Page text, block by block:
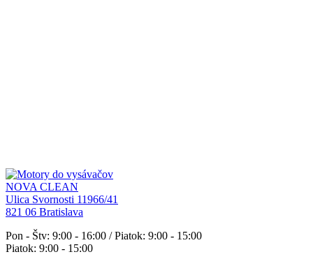
NOVA CLEAN
Ulica Svornosti 11966/41
821 06 Bratislava
Pon - Štv: 9:00 - 16:00 / Piatok: 9:00 - 15:00
Piatok: 9:00 - 15:00